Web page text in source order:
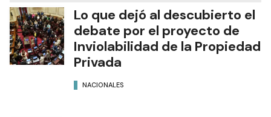
Lo que dejó al descubierto el
debate por el proyecto de
Inviolabilidad de la Propiedad
Privada
NACIONALES